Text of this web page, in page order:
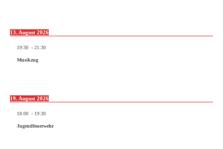
13. August 2026
19:30 - 21:30
Musikzug
19. August 2026
18:00 - 19:30
Jugendfeuerwehr